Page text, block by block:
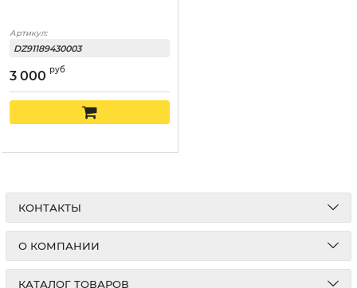
Артикул:
DZ91189430003
3 000 руб
КОНТАКТЫ
О КОМПАНИИ
КАТАЛОГ ТОВАРОВ